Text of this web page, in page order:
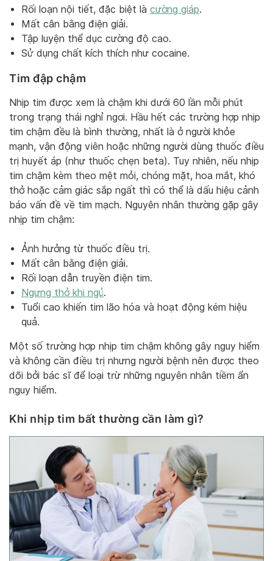
Rối loạn nội tiết, đặc biệt là cường giáp.
Mất cân bằng điện giải.
Tập luyện thể dục cường độ cao.
Sử dụng chất kích thích như cocaine.
Tim đập chậm
Nhịp tim được xem là chậm khi dưới 60 lần mỗi phút
trong trạng thái nghỉ ngơi. Hầu hết các trường hợp nhịp
tim chậm đều là bình thường, nhất là ở người khỏe
mạnh, vận động viên hoặc những người dùng thuốc điều
trị huyết áp (như thuốc chẹn beta). Tuy nhiên, nếu nhịp
tim chậm kèm theo mệt mỏi, chóng mặt, hoa mắt, khó
thở hoặc cảm giác sắp ngất thì có thể là dấu hiệu cảnh
báo vấn đề về tim mạch. Nguyên nhân thường gặp gây
nhịp tim chậm:
Ảnh hưởng từ thuốc điều trị.
Mất cân bằng điện giải.
Rối loạn dẫn truyền điện tim.
Ngưng thở khi ngủ.
Tuổi cao khiến tim lão hóa và hoạt động kém hiệu
quả.
Một số trường hợp nhịp tim chậm không gây nguy hiểm
và không cần điều trị nhưng người bệnh nên được theo
dõi bởi bác sĩ để loại trừ những nguyên nhân tiềm ẩn
nguy hiểm.
Khi nhịp tim bất thường cần làm gì?